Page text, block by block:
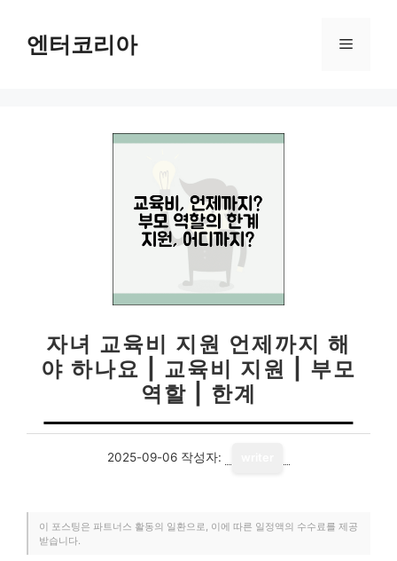
엔터코리아 메
자녀 교육비 지원 언제까지 해
야 하나요 | 교육비 지원 | 부모
역할 | 한계
2025-09-06 작성자:
이 포스팅은 파트너스 활동의 일환으로, 이에 따른 일정액의 수수료를 제공
받습니다.